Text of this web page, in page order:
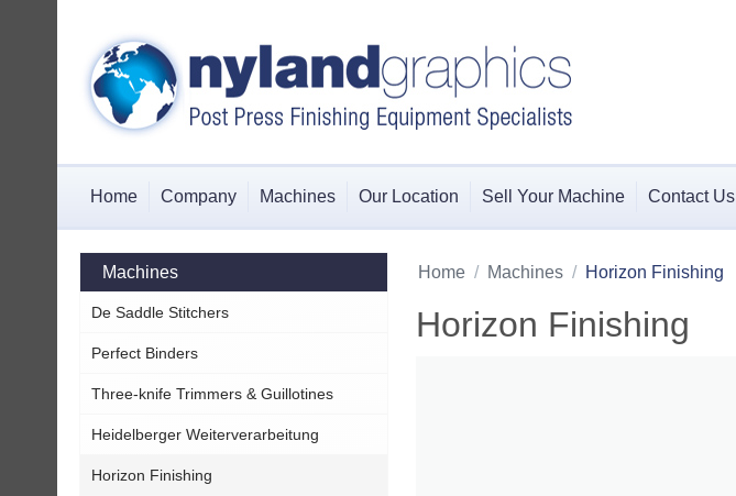
Home Company Machines Our Location Sell Your Machine Contact Us
Machines
De Saddle Stitchers
Perfect Binders
Three-knife Trimmers & Guillotines
Heidelberger Weiterverarbeitung
Horizon Finishing
Home / Machines / Horizon Finishing
Horizon Finishing